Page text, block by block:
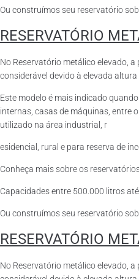
Ou construímos seu reservatório sob
RESERVATÓRIO
No Reservatório metálico elevado, a
considerável devido à elevada altura
Este modelo é mais indicado
internas, casas de máquinas, entre
utilizado na área industrial, r
esidencial, rural e para reserva de
Conheça mais sobre os
Capacidades entre 500.000 litros
Ou construímos seu reservatório sob
RESERVATÓRIO
No Reservatório metálico elevado, a